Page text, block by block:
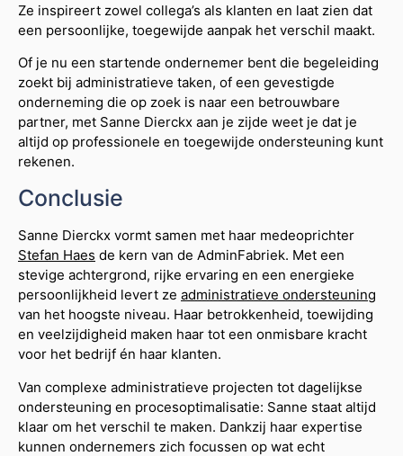
Ze inspireert zowel collega’s als klanten en laat zien dat
een persoonlijke, toegewijde aanpak het verschil maakt.
Of je nu een startende ondernemer bent die begeleiding
zoekt bij administratieve taken, of een gevestigde
onderneming die op zoek is naar een betrouwbare
partner, met Sanne Dierckx aan je zijde weet je dat je
altijd op professionele en toegewijde ondersteuning kunt
rekenen.
Conclusie
Sanne Dierckx vormt samen met haar medeoprichter
Stefan Haes de kern van de AdminFabriek. Met een
stevige achtergrond, rijke ervaring en een energieke
persoonlijkheid levert ze administratieve ondersteuning
van het hoogste niveau. Haar betrokkenheid, toewijding
en veelzijdigheid maken haar tot een onmisbare kracht
voor het bedrijf én haar klanten.
Van complexe administratieve projecten tot dagelijkse
ondersteuning en procesoptimalisatie: Sanne staat altijd
klaar om het verschil te maken. Dankzij haar expertise
kunnen ondernemers zich focussen op wat echt